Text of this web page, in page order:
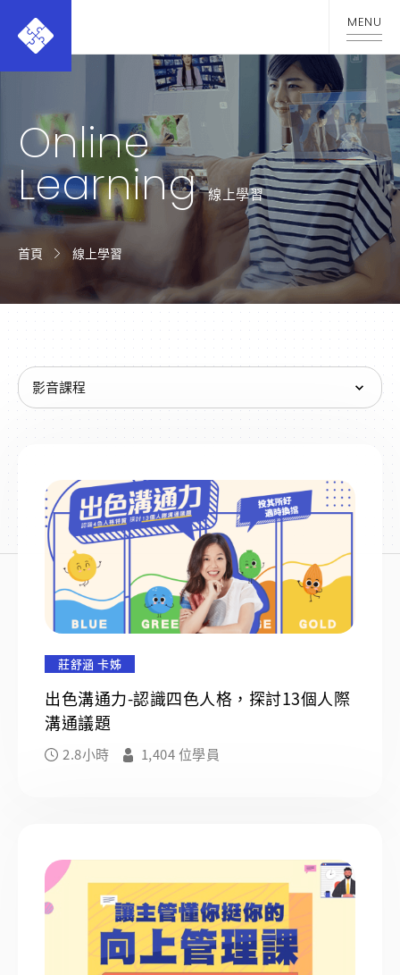
Online
Learning線上學習
首頁 線上學習
莊舒涵 卡姊
出色溝通力-認識四色人格，探討13個人際
溝通議題
2.8小時 1,404 位學員